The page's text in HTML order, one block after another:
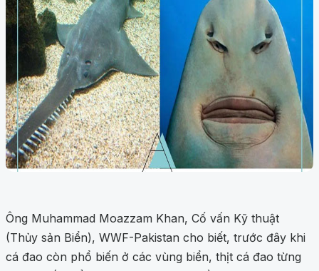
Ông Muhammad Moazzam Khan, Cố vấn Kỹ thuật
(Thủy sản Biển), WWF-Pakistan cho biết, trước đây khi
cá đao còn phổ biến ở các vùng biển, thịt cá đao từng